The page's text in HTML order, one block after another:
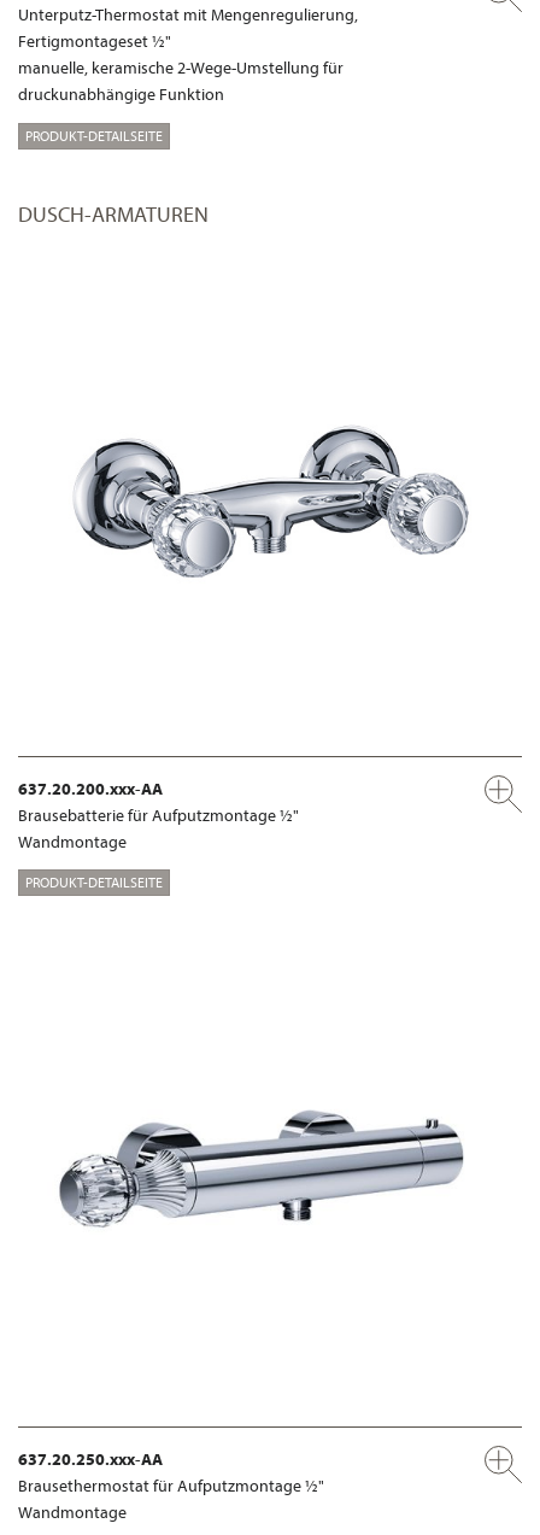
Unterputz-Thermostat mit Mengenregulierung,
Fertigmontageset ½"
manuelle, keramische 2-Wege-Umstellung für
druckunabhängige Funktion
PRODUKT-DETAILSEITE
DUSCH-ARMATUREN
637.20.200.xxx-AA
Brausebatterie für Aufputzmontage ½"
Wandmontage
PRODUKT-DETAILSEITE
637.20.250.xxx-AA
Brausethermostat für Aufputzmontage ½"
Wandmontage